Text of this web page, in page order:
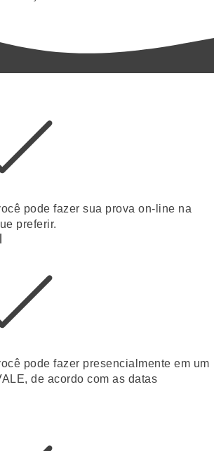
pode fazer sua prova on-line na
preferir.
pode fazer presencialmente em um
de acordo com as datas